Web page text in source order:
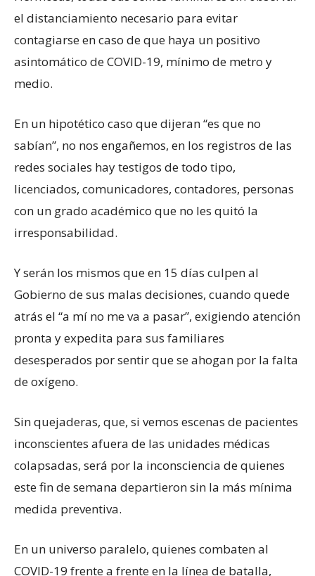
el distanciamiento necesario para evitar
contagiarse en caso de que haya un positivo
asintomático de COVID-19, mínimo de metro y
medio.
En un hipotético caso que dijeran “es que no
sabían”, no nos engañemos, en los registros de las
redes sociales hay testigos de todo tipo,
licenciados, comunicadores, contadores, personas
con un grado académico que no les quitó la
irresponsabilidad.
Y serán los mismos que en 15 días culpen al
Gobierno de sus malas decisiones, cuando quede
atrás el “a mí no me va a pasar”, exigiendo atención
pronta y expedita para sus familiares
desesperados por sentir que se ahogan por la falta
de oxígeno.
Sin quejaderas, que, si vemos escenas de pacientes
inconscientes afuera de las unidades médicas
colapsadas, será por la inconsciencia de quienes
este fin de semana departieron sin la más mínima
medida preventiva.
En un universo paralelo, quienes combaten al
COVID-19 frente a frente en la línea de batalla,